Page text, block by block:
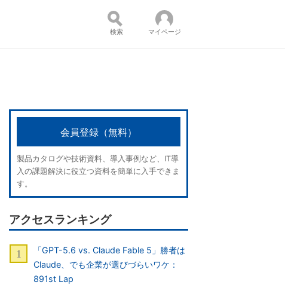
検索 マイページ
会員登録（無料）
製品カタログや技術資料、導入事例など、IT導
入の課題解決に役立つ資料を簡単に入手できま
す。
アクセスランキング
「GPT-5.6 vs. Claude Fable 5」勝者は
Claude、でも企業が選びづらいワケ：
891st Lap